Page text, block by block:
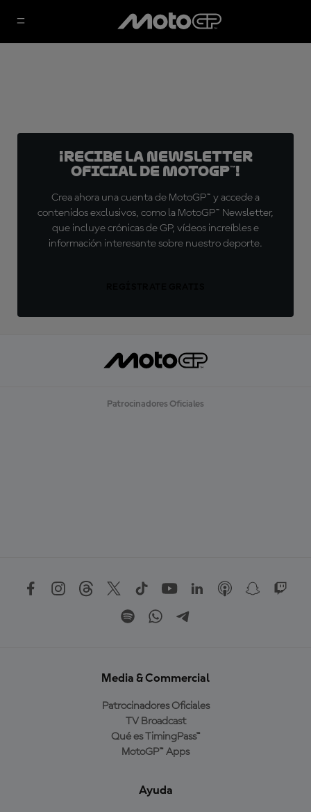
¡Recibe la Newsletter
oficial de MotoGP™!
Crea ahora una cuenta de MotoGP™ y accede a
contenidos exclusivos, como la MotoGP™ Newsletter,
que incluye crónicas de GP, vídeos increíbles e
información interesante sobre nuestro deporte.
Patrocinadores Oficiales
Media & Commercial
Patrocinadores Oficiales
TV Broadcast
Qué es TimingPass™
MotoGP™ Apps
Ayuda